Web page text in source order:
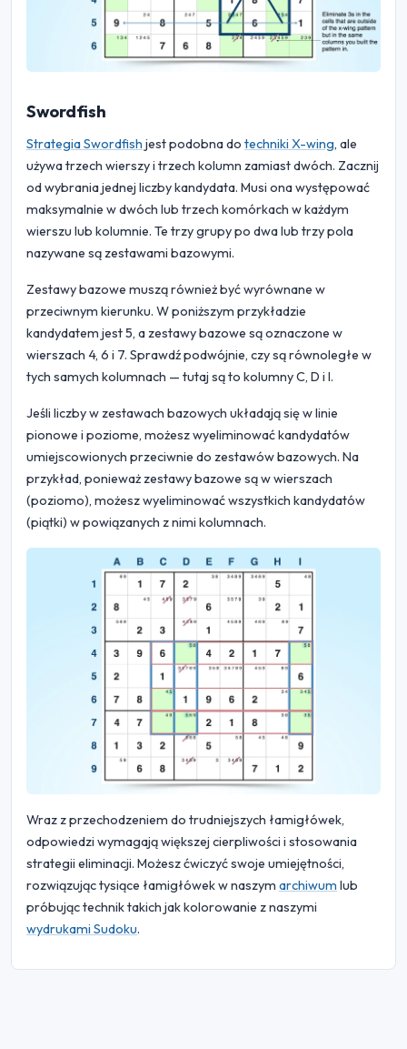
Swordfish
Strategia Swordfish jest podobna do techniki X-wing, ale
używa trzech wierszy i trzech kolumn zamiast dwóch. Zacznij
od wybrania jednej liczby kandydata. Musi ona występować
maksymalnie w dwóch lub trzech komórkach w każdym
wierszu lub kolumnie. Te trzy grupy po dwa lub trzy pola
nazywane są zestawami bazowymi.
Zestawy bazowe muszą również być wyrównane w
przeciwnym kierunku. W poniższym przykładzie
kandydatem jest 5, a zestawy bazowe są oznaczone w
wierszach 4, 6 i 7. Sprawdź podwójnie, czy są równoległe w
tych samych kolumnach — tutaj są to kolumny C, D i I.
Jeśli liczby w zestawach bazowych układają się w linie
pionowe i poziome, możesz wyeliminować kandydatów
umiejscowionych przeciwnie do zestawów bazowych. Na
przykład, ponieważ zestawy bazowe są w wierszach
(poziomo), możesz wyeliminować wszystkich kandydatów
(piątki) w powiązanych z nimi kolumnach.
Wraz z przechodzeniem do trudniejszych łamigłówek,
odpowiedzi wymagają większej cierpliwości i stosowania
strategii eliminacji. Możesz ćwiczyć swoje umiejętności,
rozwiązując tysiące łamigłówek w naszym archiwum lub
próbując technik takich jak kolorowanie z naszymi
wydrukami Sudoku.